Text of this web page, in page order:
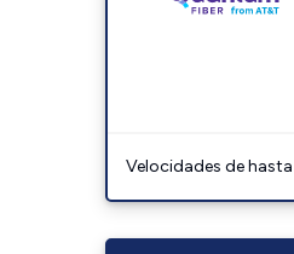
Velocidades de